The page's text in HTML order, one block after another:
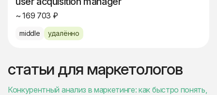
~ 169 703 ₽
middle удалённо
статьи для маркетологов
Конкурентный анализ в маркетинге: как быстро понять,